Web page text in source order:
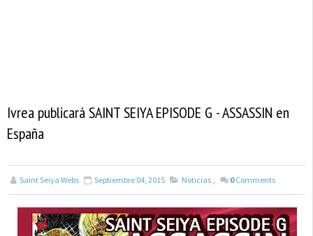
Ivrea publicará SAINT SEIYA EPISODE G - ASSASSIN en
España
Saint Seiya Webs Septiembre 04, 2015 Noticias , 0 Comments